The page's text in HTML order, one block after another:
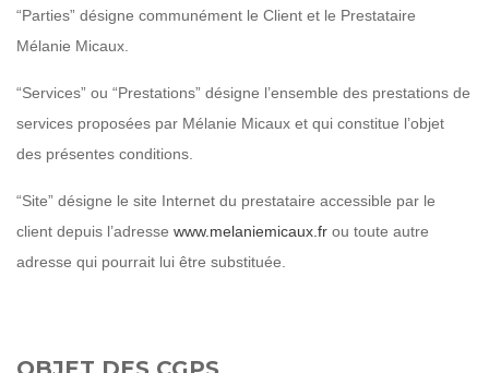
“Parties” désigne communément le Client et le Prestataire
Mélanie Micaux.
“Services” ou “Prestations” désigne l’ensemble des prestations de
services proposées par Mélanie Micaux et qui constitue l’objet
des présentes conditions.
“Site” désigne le site Internet du prestataire accessible par le
client depuis l’adresse www.melaniemicaux.fr ou toute autre
adresse qui pourrait lui être substituée.